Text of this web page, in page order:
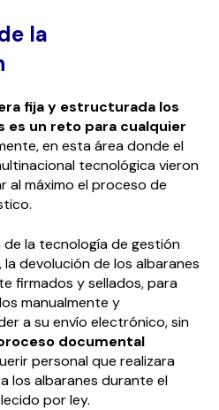
la
fija y estructurada los
es un reto para cualquier
en esta área donde el
tecnológica vieron
al máximo el proceso de
la tecnología de gestión
devolución de los albaranes
firmados y sellados, para
manualmente y
a su envío electrónico, sin
documental
personal que realizara
los albaranes durante el
por ley.